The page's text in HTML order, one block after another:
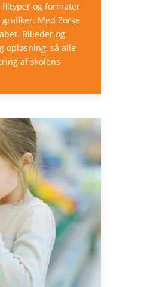
filtyper og formater
Med Zorse
Billeder og
opløsning, så alle
af skolens